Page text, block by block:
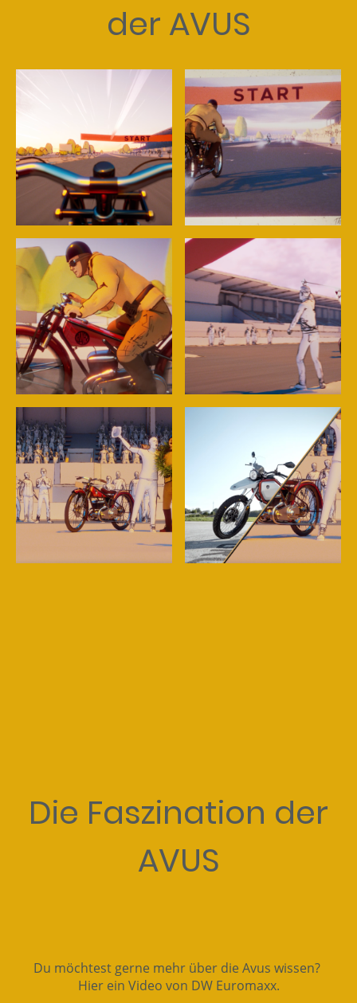
der AVUS
Die Faszination der
AVUS
Du möchtest gerne mehr über die Avus wissen?
Hier ein Video von DW Euromaxx.